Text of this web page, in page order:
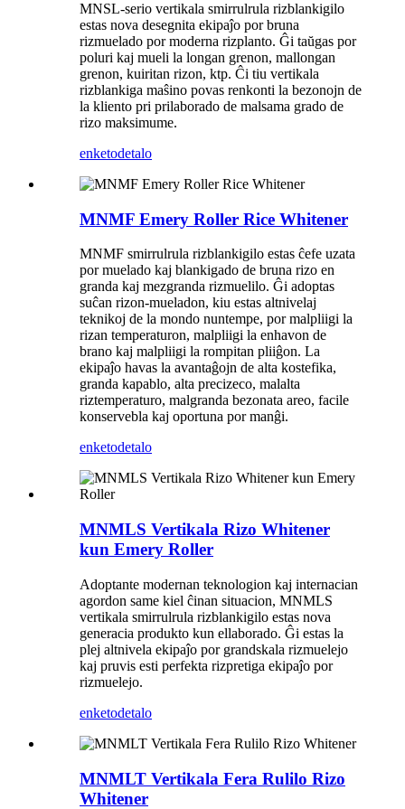
MNSL-serio vertikala smirrulrula rizblankigilo
estas nova desegnita ekipaĵo por bruna
rizmuelado por moderna rizplanto. Ĝi taŭgas por
poluri kaj mueli la longan grenon, mallongan
grenon, kuiritan rizon, ktp. Ĉi tiu vertikala
rizblankiga maŝino povas renkonti la bezonojn de
la kliento pri prilaborado de malsama grado de
rizo maksimume.
enketodetalo
MNMF Emery Roller Rice Whitener
MNMF smirrulrula rizblankigilo estas ĉefe uzata
por muelado kaj blankigado de bruna rizo en
granda kaj mezgranda rizmuelilo. Ĝi adoptas
suĉan rizon-mueladon, kiu estas altnivelaj
teknikoj de la mondo nuntempe, por malpliigi la
rizan temperaturon, malpliigi la enhavon de
brano kaj malpliigi la rompitan pliiĝon. La
ekipaĵo havas la avantaĝojn de alta kostefika,
granda kapablo, alta precizeco, malalta
riztemperaturo, malgranda bezonata areo, facile
konservebla kaj oportuna por manĝi.
enketodetalo
MNMLS Vertikala Rizo Whitener
kun Emery Roller
Adoptante modernan teknologion kaj internacian
agordon same kiel ĉinan situacion, MNMLS
vertikala smirrulrula rizblankigilo estas nova
generacia produkto kun ellaborado. Ĝi estas la
plej altnivela ekipaĵo por grandskala rizmuelejo
kaj pruvis esti perfekta rizpretiga ekipaĵo por
rizmuelejo.
enketodetalo
MNMLT Vertikala Fera Rulilo Rizo
Whitener